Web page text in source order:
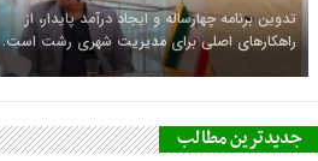
تدوین برنامه چهارساله و ایجاد درآمد پایدار، از
راهکارهای اصلی برای مدیریت شهری رشت است.
جدیدترین مطالب